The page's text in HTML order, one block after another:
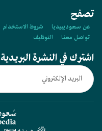
تصفح
عن سعوديبيديا شروط الاستخدام
تواصل معنا
التوظيف
اشترك في النشرة البريدية